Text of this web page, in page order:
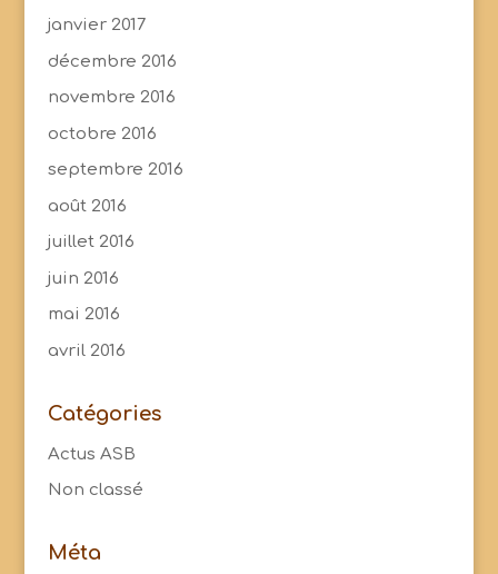
janvier 2017
décembre 2016
novembre 2016
octobre 2016
septembre 2016
août 2016
juillet 2016
juin 2016
mai 2016
avril 2016
Catégories
Actus ASB
Non classé
Méta